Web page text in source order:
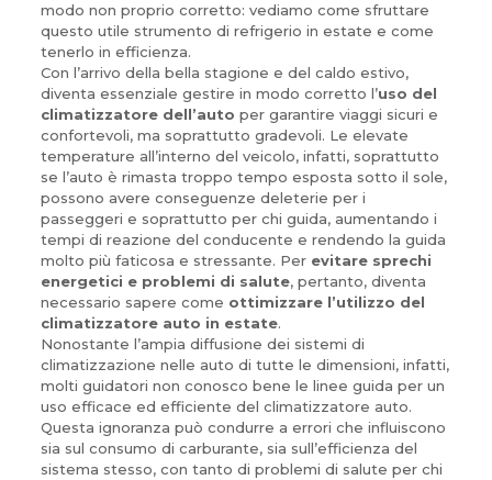
modo non proprio corretto: vediamo come sfruttare
questo utile strumento di refrigerio in estate e come
tenerlo in efficienza.
Con l’arrivo della bella stagione e del caldo estivo,
diventa essenziale gestire in modo corretto l’uso del
climatizzatore dell’auto per garantire viaggi sicuri e
confortevoli, ma soprattutto gradevoli. Le elevate
temperature all’interno del veicolo, infatti, soprattutto
se l’auto è rimasta troppo tempo esposta sotto il sole,
possono avere conseguenze deleterie per i
passeggeri e soprattutto per chi guida, aumentando i
tempi di reazione del conducente e rendendo la guida
molto più faticosa e stressante. Per evitare sprechi
energetici e problemi di salute, pertanto, diventa
necessario sapere come ottimizzare l’utilizzo del
climatizzatore auto in estate.
Nonostante l’ampia diffusione dei sistemi di
climatizzazione nelle auto di tutte le dimensioni, infatti,
molti guidatori non conosco bene le linee guida per un
uso efficace ed efficiente del climatizzatore auto.
Questa ignoranza può condurre a errori che influiscono
sia sul consumo di carburante, sia sull’efficienza del
sistema stesso, con tanto di problemi di salute per chi